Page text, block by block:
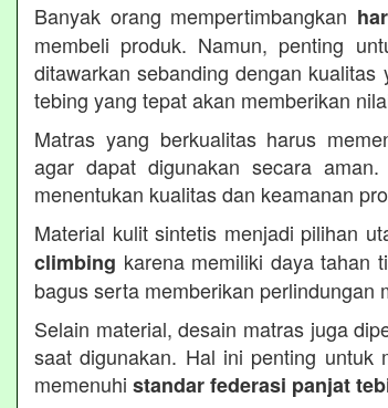
Banyak orang mempertimbangkan
membeli produk. Namun, penting
ditawarkan sebanding dengan
tebing yang tepat akan memberikan
Matras yang berkualitas harus
agar dapat digunakan secara
menentukan kualitas dan keamanan
Material kulit sintetis menjadi pilihan
climbing karena memiliki daya tahan
bagus serta memberikan perlindungan
Selain material, desain matras juga
saat digunakan. Hal ini penting untuk
memenuhi standar federasi panjat